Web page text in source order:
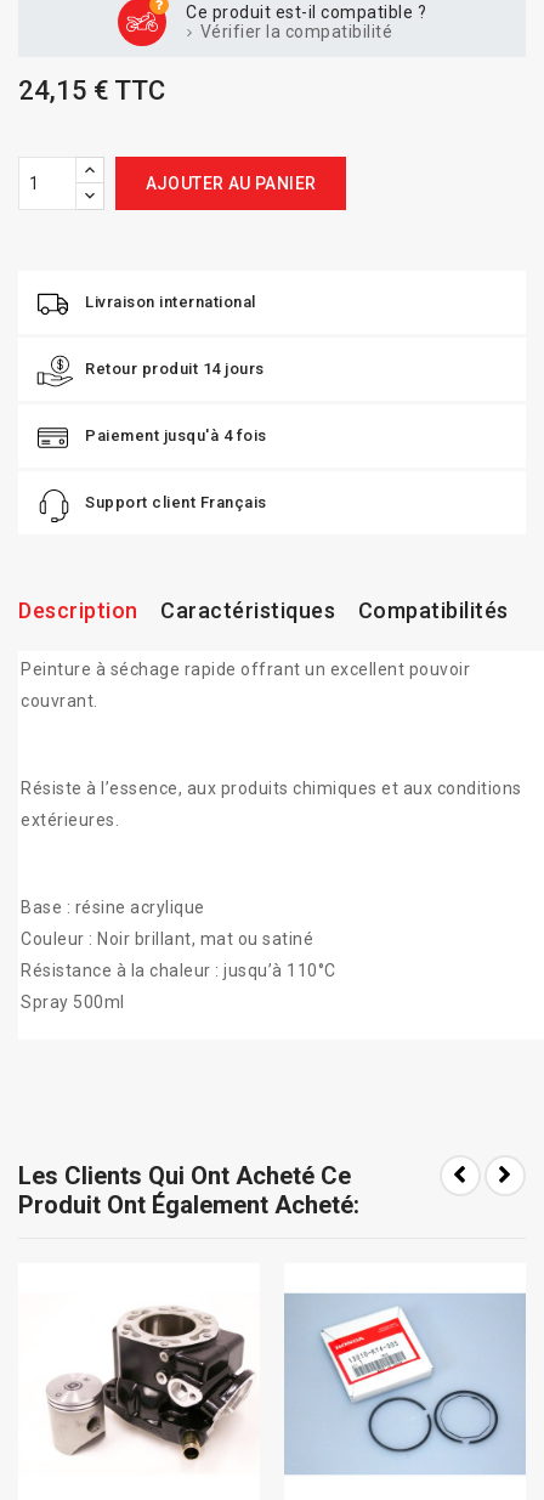
Ce produit est-il compatible ?
Vérifier la compatibilité
24,15 € TTC
AJOUTER AU PANIER
Livraison international
Retour produit 14 jours
Paiement jusqu'à 4 fois
Support client Français
Description Caractéristiques Compatibilités
Peinture à séchage rapide offrant un excellent pouvoir
couvrant.
Résiste à l’essence, aux produits chimiques et aux conditions
extérieures.
Base : résine acrylique
Couleur : Noir brillant, mat ou satiné
Résistance à la chaleur : jusqu’à 110°C
Spray 500ml
Les Clients Qui Ont Acheté Ce
Produit Ont Également Acheté: